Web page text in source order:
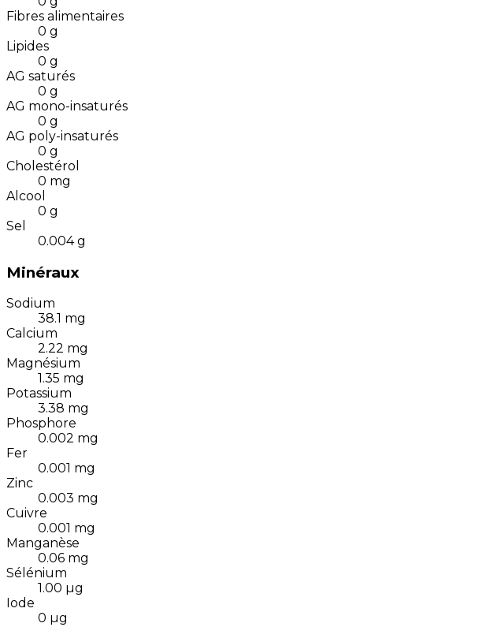
Fibres alimentaires
0 g
Lipides
0 g
AG saturés
0 g
AG mono-insaturés
0 g
AG poly-insaturés
0 g
Cholestérol
0 mg
Alcool
0 g
Sel
0.004 g
Minéraux
Sodium
38.1 mg
Calcium
2.22 mg
Magnésium
1.35 mg
Potassium
3.38 mg
Phosphore
0.002 mg
Fer
0.001 mg
Zinc
0.003 mg
Cuivre
0.001 mg
Manganèse
0.06 mg
Sélénium
1.00 µg
Iode
0 µg